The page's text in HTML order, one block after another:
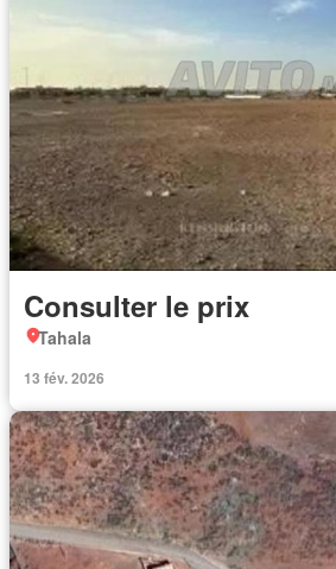
Consulter le prix
Tahala
13 fév. 2026